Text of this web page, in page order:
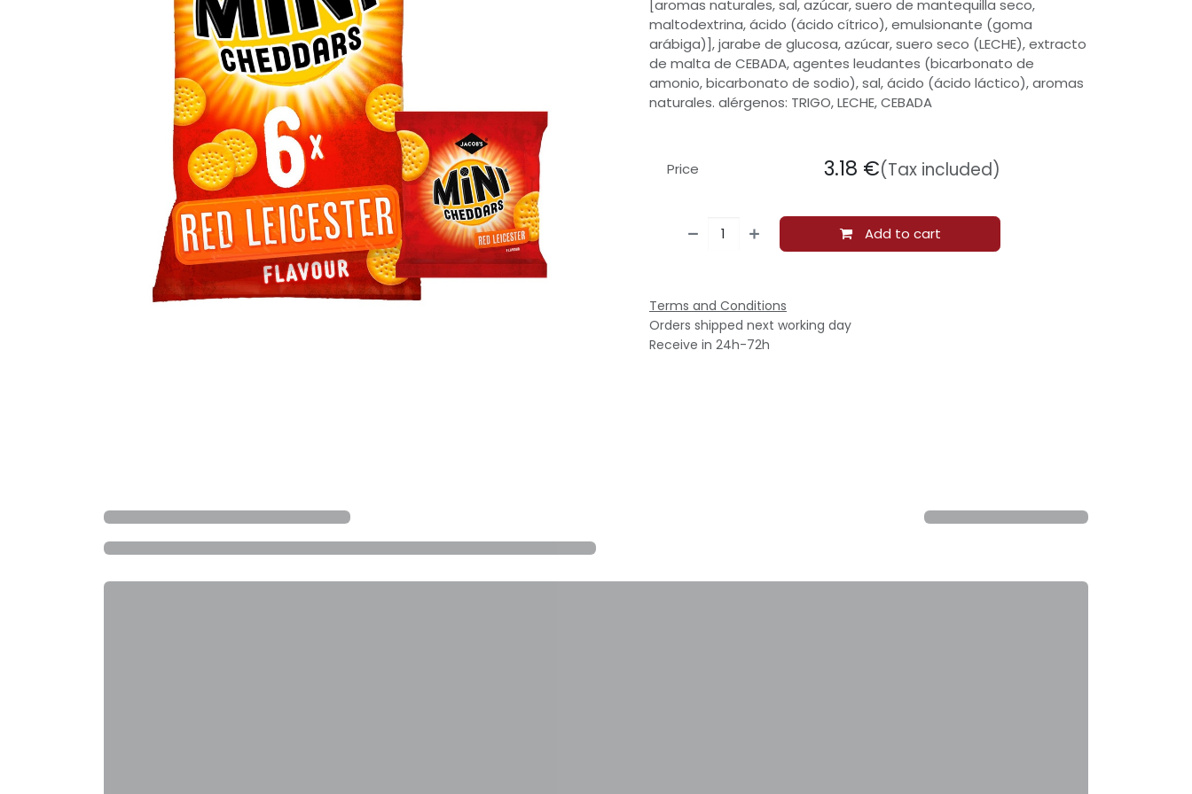
[aromas naturales, sal, azúcar, suero de mantequilla seco,
maltodextrina, ácido (ácido cítrico), emulsionante (goma
arábiga)], jarabe de glucosa, azúcar, suero seco (LECHE), extracto
de malta de CEBADA, agentes leudantes (bicarbonato de
amonio, bicarbonato de sodio), sal, ácido (ácido láctico), aromas
naturales. alérgenos: TRIGO, LECHE, CEBADA
Add to cart
Price 3.18 €(Tax included)
Terms and Conditions
Orders shipped next working day
Receive in 24h-72h